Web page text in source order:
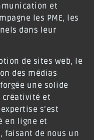
et
les PME, les
dans leur
de sites web, le
des médias
une solide
et
s’est
en ligne et
faisant de nous un